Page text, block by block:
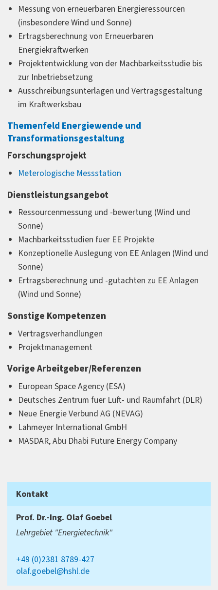
Messung von erneuerbaren Energieressourcen
(insbesondere Wind und Sonne)
Ertragsberechnung von Erneuerbaren
Energiekraftwerken
Projektentwicklung von der Machbarkeitsstudie bis
zur Inbetriebsetzung
Ausschreibungsunterlagen und Vertragsgestaltung
im Kraftwerksbau
Themenfeld Energiewende und
Transformationsgestaltung
Forschungsprojekt
Meterologische Messstation
Dienstleistungsangebot
Ressourcenmessung und -bewertung (Wind und
Sonne)
Machbarkeitsstudien fuer EE Projekte
Konzeptionelle Auslegung von EE Anlagen (Wind und
Sonne)
Ertragsberechnung und -gutachten zu EE Anlagen
(Wind und Sonne)
Sonstige Kompetenzen
Vertragsverhandlungen
Projektmanagement
Vorige Arbeitgeber/Referenzen
European Space Agency (ESA)
Deutsches Zentrum fuer Luft- und Raumfahrt (DLR)
Neue Energie Verbund AG (NEVAG)
Lahmeyer International GmbH
MASDAR, Abu Dhabi Future Energy Company
Kontakt
Prof. Dr.-Ing. Olaf Goebel
Lehrgebiet "Energietechnik"
+49 (0)2381 8789-427
olaf.goebel@hshl.de